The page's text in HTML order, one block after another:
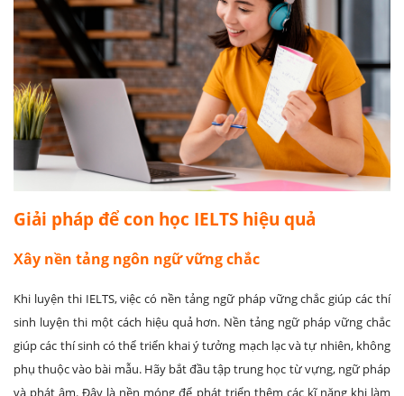
Giải pháp để con học IELTS hiệu quả
Xây nền tảng ngôn ngữ vững chắc
Khi luyện thi IELTS, việc có nền tảng ngữ pháp vững chắc giúp các thí
sinh luyện thi một cách hiệu quả hơn. Nền tảng ngữ pháp vững chắc
giúp các thí sinh có thể triển khai ý tưởng mạch lạc và tự nhiên, không
phụ thuộc vào bài mẫu. Hãy bắt đầu tập trung học từ vựng, ngữ pháp